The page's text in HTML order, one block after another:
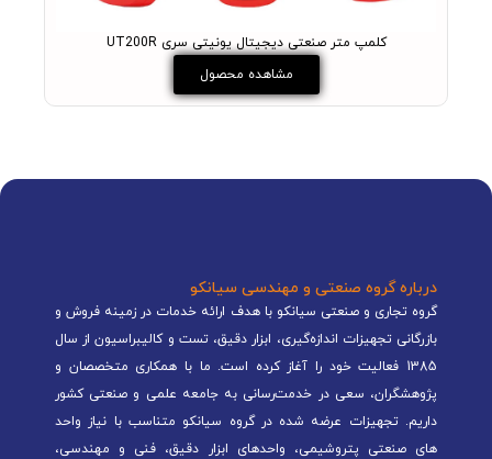
کلمپ متر صنعتی دیجیتال یونیتی سری UT200R
مشاهده محصول
درباره گروه صنعتی و مهندسی سیانکو
گروه تجاری و صنعتی سیانکو با هدف ارائه خدمات در زمینه فروش و
بازرگانی تجهیزات اندازه‌گیری، ابزار دقیق، تست و کالیبراسیون از سال
1385 فعالیت خود را آغاز کرده است. ما با همکاری متخصصان و
پژوهشگران، سعی در خدمت‌رسانی به جامعه علمی و صنعتی کشور
داریم. تجهیزات عرضه شده در گروه سیانکو متناسب با نیاز واحد
های صنعتی پتروشیمی، واحدهای ابزار دقیق، فنی و مهندسی،